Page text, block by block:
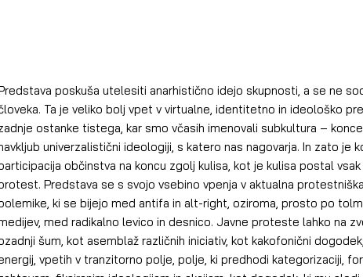
poskuša utelesiti anarhistično idejo skupnosti, a se ne
Ta je veliko bolj vpet v virtualne, identitetno in ideološko
ostanke tistega, kar smo včasih imenovali subkultura –
univerzalistični ideologiji, s katero nas nagovarja. In zato je
občinstva na koncu zgolj kulisa, kot je kulisa postal
Predstava se s svojo vsebino vpenja v aktualna
ki se bijejo med antifa in alt-right, oziroma, prosto po
med radikalno levico in desnico. Javne proteste lahko na
šum, kot asemblaž različnih iniciativ, kot kakofonični
vpetih v tranzitorno polje, polje, ki predhodi kategorizaciji,